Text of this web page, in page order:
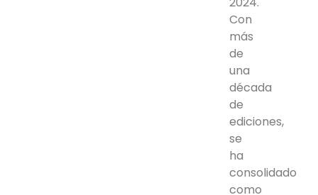
Con
más
de
una
década
de
ediciones,
se
ha
consolidado
como